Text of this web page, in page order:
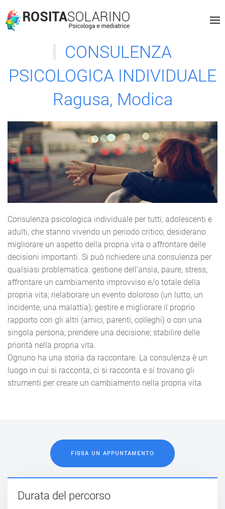
CONSULENZA
PSICOLOGICA INDIVIDUALE
Ragusa, Modica
Consulenza psicologica individuale per tutti, adolescenti e
adulti, che stanno vivendo un periodo critico, desiderano
migliorare un aspetto della propria vita o affrontare delle
decisioni importanti. Si può richiedere una consulenza per
qualsiasi problematica: gestione dell’ansia, paure, stress;
affrontare un cambiamento improvviso e/o totale della
propria vita; rielaborare un evento doloroso (un lutto, un
incidente, una malattia); gestire e migliorare il proprio
rapporto con gli altri (amici, parenti, colleghi) o con una
singola persona; prendere una decisione; stabilire delle
priorità nella propria vita.
Ognuno ha una storia da raccontare. La consulenza è un
luogo in cui si racconta, ci si racconta e si trovano gli
strumenti per creare un cambiamento nella propria vita.
FISSA UN APPUNTAMENTO
Durata del percorso